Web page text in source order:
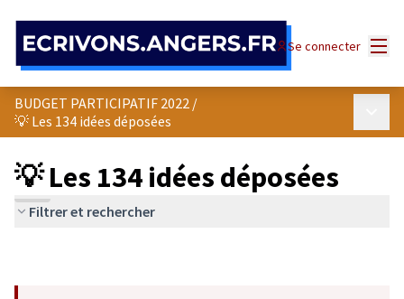
Se connecter
BUDGET PARTICIPATIF 2022 /
💡 Les 134 idées déposées
💡 Les 134 idées déposées
Filtrer et rechercher